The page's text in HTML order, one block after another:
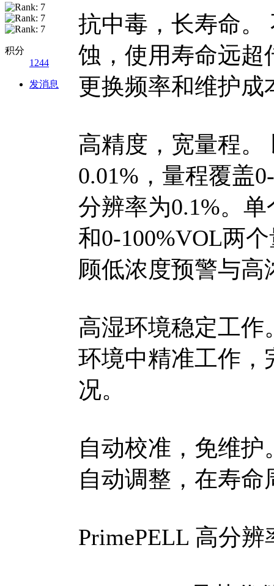
积分
1244
发消息
抗中毒，长寿命。
蚀，使用寿命远超
更换频率和维护成
高精度，宽量程。
0.01%，量程覆盖
分辨率为0.1%。
和0-100%VOL两
顾低浓度预警与
高湿环境稳定工
环境中精准工作，
况。
自动校准，免维
自动调整，在寿
PrimePELL 高分